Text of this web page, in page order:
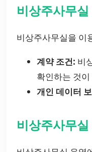
비상주사무
비상주사무실을 이
계약 조건: 비
확인하는 것
개인 데이터
비상주사무